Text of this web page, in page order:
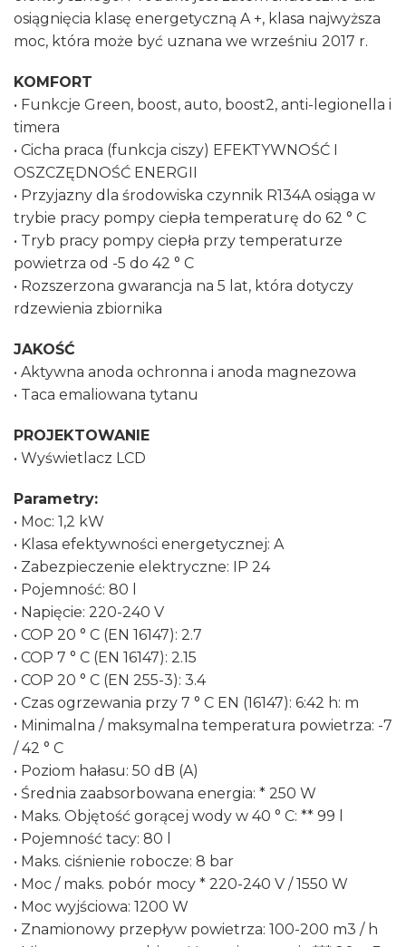
osiągnięcia klasę energetyczną A +, klasa najwyższa
moc, która może być uznana we wrześniu 2017 r.
KOMFORT
• Funkcje Green, boost, auto, boost2, anti-legionella i
timera
• Cicha praca (funkcja ciszy) EFEKTYWNOŚĆ I
OSZCZĘDNOŚĆ ENERGII
• Przyjazny dla środowiska czynnik R134A osiąga w
trybie pracy pompy ciepła temperaturę do 62 ° C
• Tryb pracy pompy ciepła przy temperaturze
powietrza od -5 do 42 ° C
• Rozszerzona gwarancja na 5 lat, która dotyczy
rdzewienia zbiornika
JAKOŚĆ
• Aktywna anoda ochronna i anoda magnezowa
• Taca emaliowana tytanu
PROJEKTOWANIE
• Wyświetlacz LCD
Parametry:
• Moc: 1,2 kW
• Klasa efektywności energetycznej: A
• Zabezpieczenie elektryczne: IP 24
• Pojemność: 80 l
• Napięcie: 220-240 V
• COP 20 ° C (EN 16147): 2.7
• COP 7 ° C (EN 16147): 2.15
• COP 20 ° C (EN 255-3): 3.4
• Czas ogrzewania przy 7 ° C EN (16147): 6:42 h: m
• Minimalna / maksymalna temperatura powietrza: -7
/ 42 ° C
• Poziom hałasu: 50 dB (A)
• Średnia zaabsorbowana energia: * 250 W
• Maks. Objętość gorącej wody w 40 ° C: ** 99 l
• Pojemność tacy: 80 l
• Maks. ciśnienie robocze: 8 bar
• Moc / maks. pobór mocy * 220-240 V / 1550 W
• Moc wyjściowa: 1200 W
• Znamionowy przepływ powietrza: 100-200 m3 / h